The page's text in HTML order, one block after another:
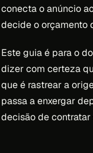
conecta o anúncio
decide o orçamento
Este guia é para o
dizer com certeza
que é rastrear a
passa a enxergar
decisão de contratar